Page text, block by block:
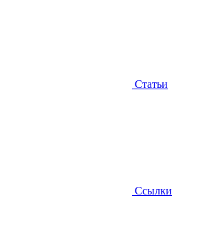
Статьи
Ссылки